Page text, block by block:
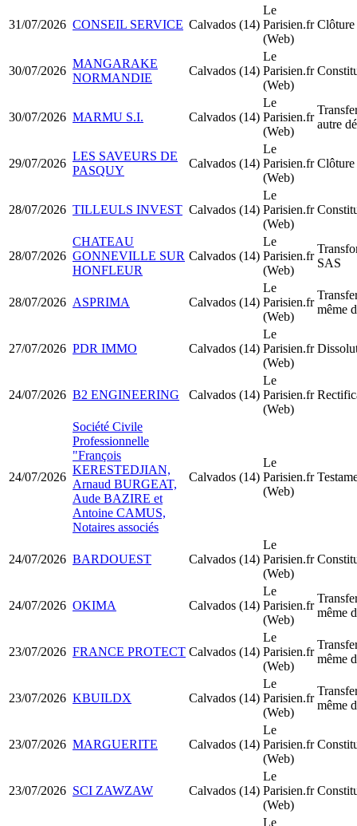
31/07/2026 CONSEIL SERVICE Calvados (14)
Le
Parisien.fr
(Web)
30/07/2026
MANGARAKE
NORMANDIE
Calvados (14)
Le
Parisien.fr
(Web)
30/07/2026 MARMU S.I. Calvados (14)
Le
Parisien.fr
(Web)
autre
29/07/2026
LES SAVEURS DE
PASQUY
Calvados (14)
Le
Parisien.fr
(Web)
28/07/2026 TILLEULS INVEST Calvados (14)
Le
Parisien.fr
(Web)
28/07/2026
CHATEAU
GONNEVILLE SUR
HONFLEUR
Calvados (14)
Le
Parisien.fr
(Web)
SAS
28/07/2026 ASPRIMA Calvados (14)
Le
Parisien.fr
(Web)
même
27/07/2026 PDR IMMO Calvados (14)
Le
Parisien.fr
(Web)
24/07/2026 B2 ENGINEERING Calvados (14)
Le
Parisien.fr
(Web)
24/07/2026
Société Civile
Professionnelle
"François
KERESTEDJIAN,
Arnaud BURGEAT,
Aude BAZIRE et
Antoine CAMUS,
Notaires associés
Calvados (14)
Le
Parisien.fr
(Web)
24/07/2026 BARDOUEST Calvados (14)
Le
Parisien.fr
(Web)
24/07/2026 OKIMA Calvados (14)
Le
Parisien.fr
(Web)
même
23/07/2026 FRANCE PROTECT Calvados (14)
Le
Parisien.fr
(Web)
même
23/07/2026 KBUILDX Calvados (14)
Le
Parisien.fr
(Web)
même
23/07/2026 MARGUERITE Calvados (14)
Le
Parisien.fr
(Web)
23/07/2026 SCI ZAWZAW Calvados (14)
Le
Parisien.fr
(Web)
Le